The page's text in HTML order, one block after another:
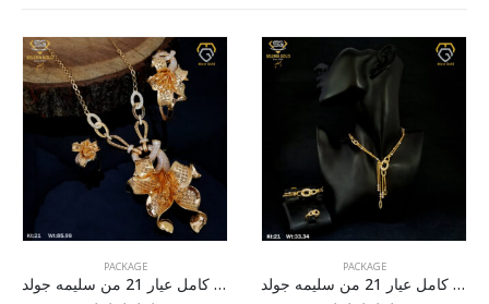
PACKAGE
طقم ذهب كامل عيار 21 من سليمه جولد
PACKAGE
طقم ذهب كامل عيار 21 من سليمه جولد